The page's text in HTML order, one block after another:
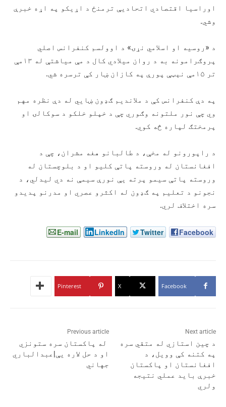
اوراسیا اقتصادي اتحادیې ترمنځ د اړیکو په اړه خبرې
وشي.
د «روسیه او اسلامي نړۍ» د اوولسم کنفرانس اصلي
پروګرامونه به د روان میلادي کال د مې میاشتې له ۱۳مې
تر ۱۵مې نېټې پورې په کازان ښار کې ترسره شي.
په دې کنفرانس کې د ملاندیم ګډون ښايي له دې نظره مهم
وي چې نور ملتونه وګوري چې د خپلو خلکو د سوکالۍ او
پرمختګ لپاره څه کوي.
د راپورونو له مخې، د طالبانو هغه مشران، چې د
افغانستان له وروسته پاتې کلیو او د بلوچستان له
وروسته پاتې سیمو پرته یې نورې سیمې نه دي لیدلي، د
نجونو د تعلیم په ګډون له اکثرو عصري او مدرنو پدیدو
سره اختلاف لري.
Facebook
Twitter
LinkedIn
E-mail
Facebook
X
Pinterest
Previous article
له پاکستان سره ستونزي
او د حل لاره یې|عبدالباري
جهاني
Next article
د چین استازي له متقي سره
په کتنه کې وویل، د
افغانستان او پاکستان
خبرې باید عملي نتیجه
ولري